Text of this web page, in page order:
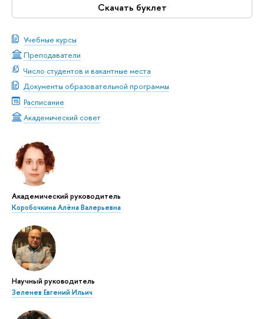
Скачать буклет
Учебные курсы
Преподаватели
Число студентов и вакантные места
Документы образовательной программы
Расписание
Академический совет
Академический руководитель
Коробочкина Алёна Валерьевна
Научный руководитель
Зеленев Евгений Ильич